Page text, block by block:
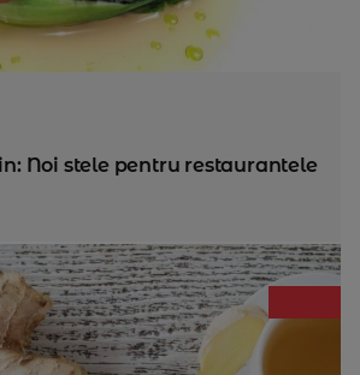
Noi stele pentru restaurantele